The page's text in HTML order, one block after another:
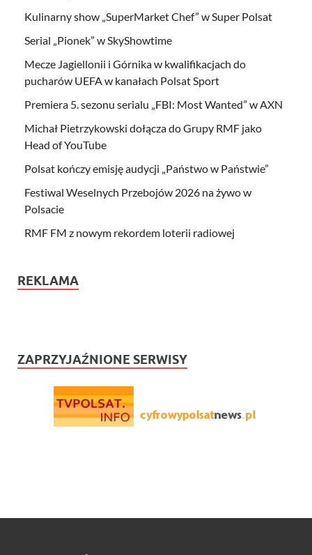
Kulinarny show „SuperMarket Chef” w Super Polsat
Serial „Pionek” w SkyShowtime
Mecze Jagiellonii i Górnika w kwalifikacjach do
pucharów UEFA w kanałach Polsat Sport
Premiera 5. sezonu serialu „FBI: Most Wanted” w AXN
Michał Pietrzykowski dołącza do Grupy RMF jako
Head of YouTube
Polsat kończy emisję audycji „Państwo w Państwie”
Festiwal Weselnych Przebojów 2026 na żywo w
Polsacie
RMF FM z nowym rekordem loterii radiowej
REKLAMA
ZAPRZYJAŹNIONE SERWISY